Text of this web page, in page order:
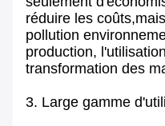
réduire les
pollution
production,
transformation des
3. Large gamme